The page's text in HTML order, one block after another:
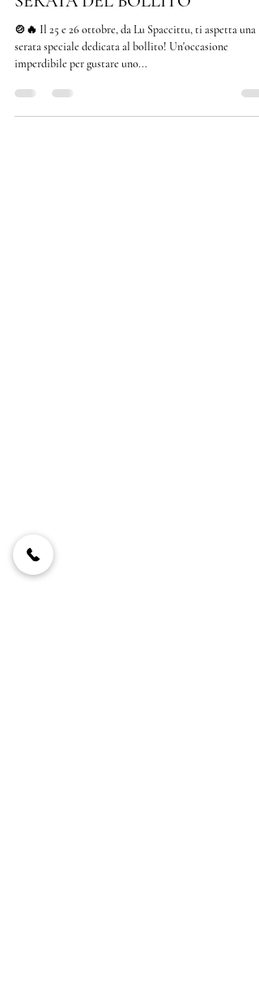
Nino Caffè
23 ott 2024
Tempo di lettura: 1 min
SERATA DEL BOLLITO
serata speciale dedicata al bollito! Un'occasione